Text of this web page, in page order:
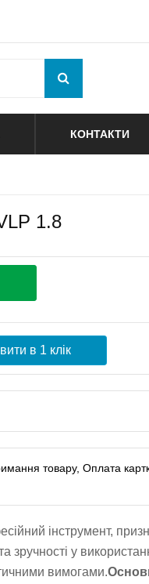
КОНТАКТИ
1.8
в 1 клік
товару, Оплата
інструмент,
зручності у
вимогами.